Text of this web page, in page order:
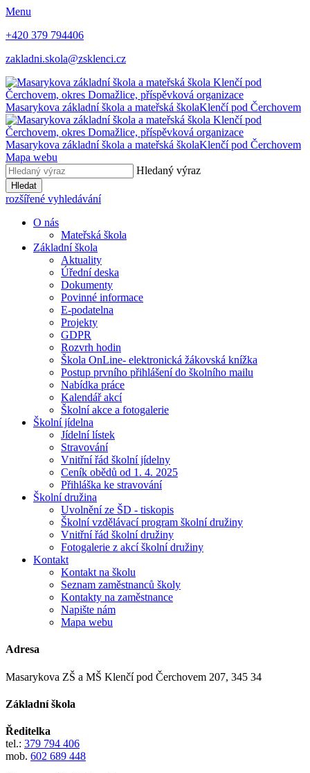
Menu
+420 379 794406
zakladni.skola@zsklenci.cz
Masarykova základní škola a mateřská školaKlenčí pod Čerchovem
Masarykova základní škola a mateřská školaKlenčí pod Čerchovem
Mapa webu
Hledaný výraz
Hledat
rozšířené vyhledávání
O nás
Mateřská škola
Základní škola
Aktuality
Úřední deska
Dokumenty
Povinné informace
E-podatelna
Projekty
GDPR
Rozvrh hodin
Škola OnLine- elektronická žákovská knížka
Postup prvního přihlášení do školního mailu
Nabídka práce
Kalendář akcí
Školní akce a fotogalerie
Školní jídelna
Jídelní lístek
Stravování
Vnitřní řád školní jídelny
Ceník obědů od 1. 4. 2025
Přihláška ke stravování
Školní družina
Uvolnění ze ŠD - tiskopis
Školní vzdělávací program školní družiny
Vnitřní řád školní družiny
Fotogalerie z akcí školní družiny
Kontakt
Kontakt na školu
Seznam zaměstnanců školy
Kontakty na zaměstnance
Napište nám
Mapa webu
Adresa
Masarykova ZŠ a MŠ Klenčí pod Čerchovem 207, 345 34
Základní škola
Ředitelka
tel.: 379 794 406
mob. 602 689 448